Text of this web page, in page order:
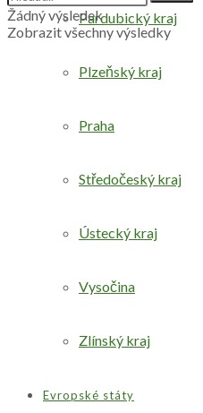
Pardubický kraj
Plzeňský kraj
Praha
Středočeský kraj
Ústecký kraj
Vysočina
Zlínský kraj
Evropské státy
Žádný výsledek
Zobrazit všechny výsledky